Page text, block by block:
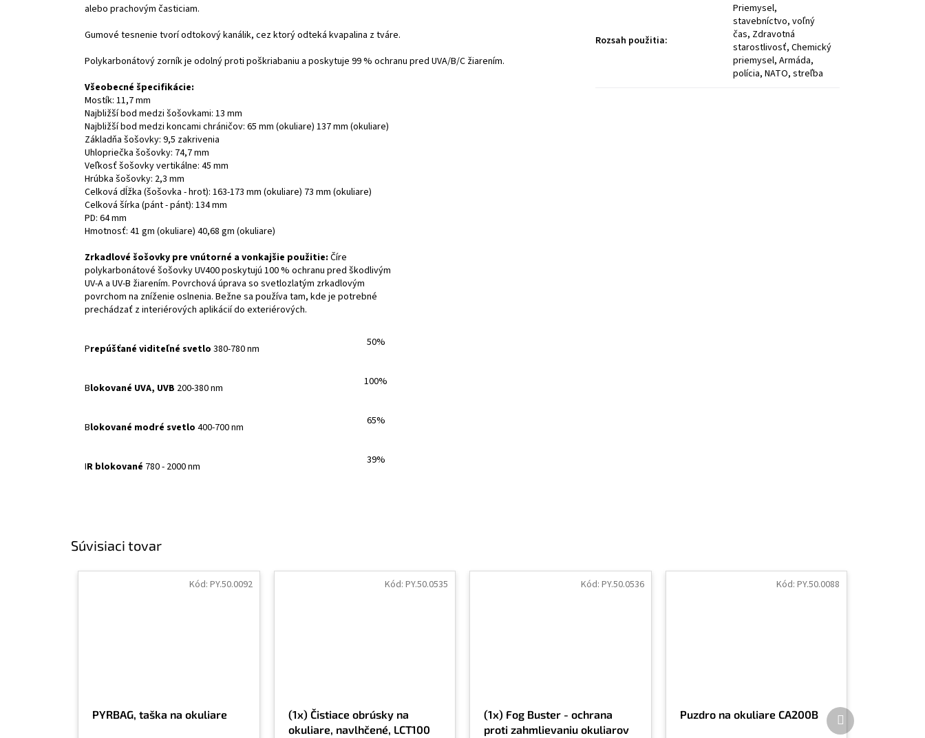
Súvisiaci tovar
PYRBAG, taška na okuliare
Kód: PY.50.0092
(1x) Čistiace obrúsky na
okuliare, navlhčené, LCT100
Kód: PY.50.0535
(1x) Fog Buster - ochrana
proti zahmlievaniu okuliarov
Kód: PY.50.0536
Puzdro na okuliare CA200B
Kód: PY.50.0088
Ďalší
produkt
alebo prachovým časticiam.
Gumové tesnenie tvorí odtokový kanálik, cez ktorý odteká kvapalina z tváre.
Polykarbonátový zorník je odolný proti poškriabaniu a poskytuje 99 % ochranu pred UVA/B/C žiarením.
Všeobecné špecifikácie:
Mostík: 11,7 mm
Najbližší bod medzi šošovkami: 13 mm
Najbližší bod medzi koncami chráničov: 65 mm (okuliare) 137 mm (okuliare)
Základňa šošovky: 9,5 zakrivenia
Uhlopriečka šošovky: 74,7 mm
Veľkosť šošovky vertikálne: 45 mm
Hrúbka šošovky: 2,3 mm
Celková dĺžka (šošovka - hrot): 163-173 mm (okuliare) 73 mm (okuliare)
Celková šírka (pánt - pánt): 134 mm
PD: 64 mm
Hmotnosť: 41 gm (okuliare) 40,68 gm (okuliare)
Zrkadlové šošovky pre vnútorné a vonkajšie použitie: Číre
polykarbonátové šošovky UV400 poskytujú 100 % ochranu pred škodlivým
UV-A a UV-B žiarením. Povrchová úprava so svetlozlatým zrkadlovým
povrchom na zníženie oslnenia. Bežne sa používa tam, kde je potrebné
prechádzať z interiérových aplikácií do exteriérových.
Prepúšťané viditeľné svetlo 380-780 nm 50%
Blokované UVA, UVB 200-380 nm 100%
Blokované modré svetlo 400-700 nm 65%
IR blokované 780 - 2000 nm 39%
Rozsah použitia:
Priemysel,
stavebníctvo, voľný
čas, Zdravotná
starostlivosť, Chemický
priemysel, Armáda,
polícia, NATO, streľba